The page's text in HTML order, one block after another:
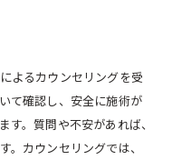
よるカウンセリングを受
て確認し、安全に施術が
。質問や不安があれば、
。カウンセリングでは、